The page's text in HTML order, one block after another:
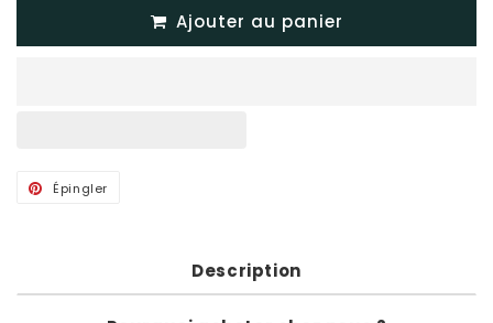
Ajouter au panier
Épingler
Description